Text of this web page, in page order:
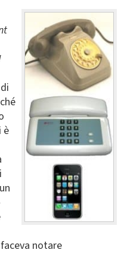
è
notare